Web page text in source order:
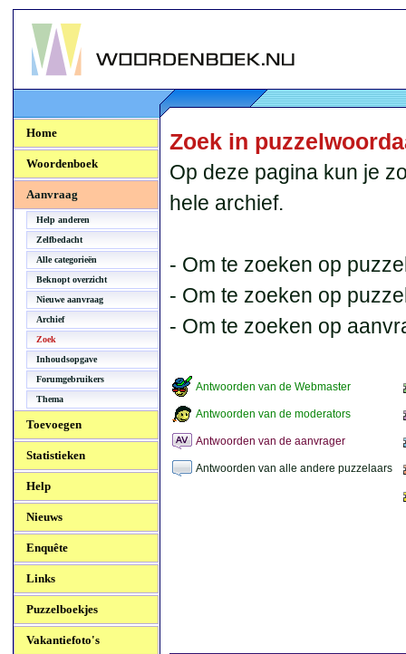
Woordenboek.NU
Home
Woordenboek
Aanvraag
Help anderen
Zelfbedacht
Alle categorieën
Beknopt overzicht
Nieuwe aanvraag
Archief
Zoek
Inhoudsopgave
Forumgebruikers
Thema
Toevoegen
Statistieken
Help
Nieuws
Enquête
Links
Puzzelboekjes
Vakantiefoto's
Zoek in
Op deze pagina kun je
hele archief.
- Om te zoeken op
- Om te zoeken op
- Om te zoeken op
Antwoorden van de Webmaster
Antwoorden van de moderators
Antwoorden van de aanvrager
Antwoorden van alle andere puzzelaars